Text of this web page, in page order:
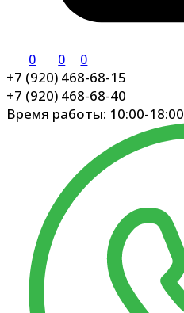
0 0 0
+7 (920) 468-68-15
+7 (920) 468-68-40
Время работы: 10:00-18:00